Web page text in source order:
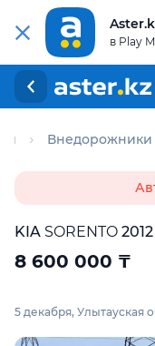
в Play
Внедорожники
KIA SORENTO 2012
8 600 000 ₸
5 декабря, Улытауская